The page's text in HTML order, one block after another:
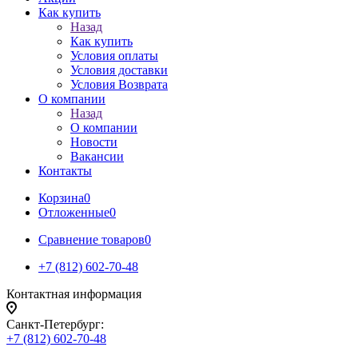
Как купить
Назад
Как купить
Условия оплаты
Условия доставки
Условия Возврата
О компании
Назад
О компании
Новости
Вакансии
Контакты
Корзина0
Отложенные0
Сравнение товаров0
+7 (812) 602-70-48
Контактная информация
Санкт-Петербург:
+7 (812) 602-70-48